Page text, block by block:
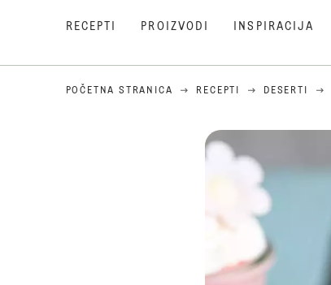
RECEPTI PROIZVODI INSPIRACIJA
POČETNA STRANICA RECEPTI DESERTI